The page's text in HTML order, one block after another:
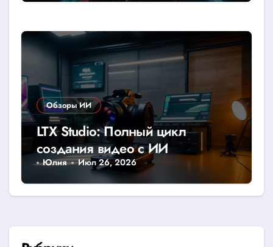
Обзоры ИИ
LTX Studio: Полный цикл
создания видео с ИИ
Юлия Июл 26, 2026